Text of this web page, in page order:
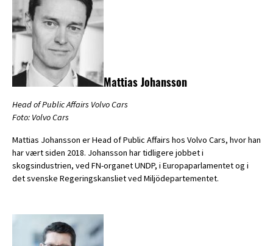
Mattias Johansson
Head of Public Affairs Volvo Cars
Foto: Volvo Cars
Mattias Johansson er Head of Public Affairs hos Volvo Cars, hvor han
har vært siden 2018. Johansson har tidligere jobbet i
skogsindustrien, ved FN-organet UNDP, i Europaparlamentet og i
det svenske Regeringskansliet ved Miljödepartementet.